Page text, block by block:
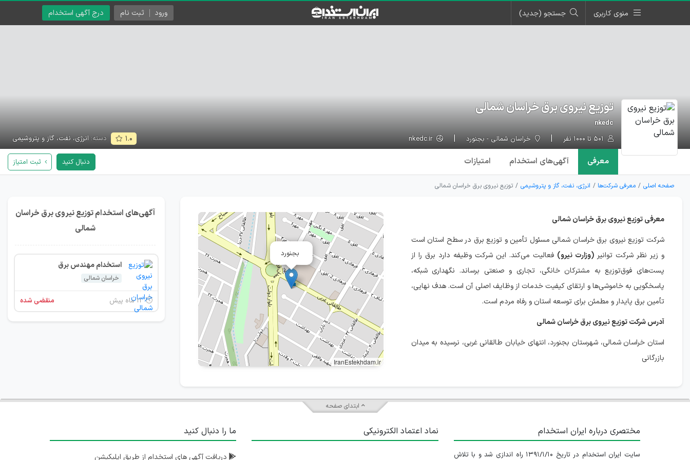
منوی کاربری جستجو (جدید) درج آگهی استخدام ورود ثبت نام
توزیع نیروی برق خراسان شمالی
nkedc
خراسان شمالی - بجنورد nkedc.ir ۱.۰ دسته: انرژی، نفت، گاز و پتروشیمی
معرفی آگهی‌های استخدام امتیازات دنبال کنید ثبت امتیاز
صفحه اصلی معرفی شرکت‌ها انرژی، نفت، گاز و پتروشیمی توزیع نیروی برق خراسان شمالی
معرفی توزیع نیروی برق خراسان شمالی
شرکت توزیع نیروی برق خراسان شمالی مسئول تأمین و توزیع برق در سطح استان است
و زیر نظر شرکت توانیر(وزارت نیرو) فعالیت می‌کند. این شرکت وظیفه دارد برق را از
پست‌های فوق‌توزیع به مشترکان خانگی، تجاری و صنعتی برساند. نگهداری شبکه،
پاسخگویی به خاموشی‌ها و ارتقای کیفیت خدمات از وظایف اصلی آن است. هدف نهایی،
تأمین برق پایدار و مطمئن برای توسعه استان و رفاه مردم است.
آدرس شرکت توزیع نیروی برق خراسان شمالی
استان خراسان شمالی، شهرستان بجنورد، انتهای خیابان طالقانی غربی، نرسیده به میدان
بازرگانی
بجنورد
IranEstekhdam.ir
آگهی‌های استخدام توزیع نیروی برق خراسان
شمالی
استخدام مهندس برق
خراسان شمالی
۱۱ ماه پیش منقضی شده
ابتدای صفحه
مختصری درباره ایران استخدام
سایت ایران استخدام در تاریخ ۱۳۹۱/۱/۱۰ راه اندازی شد و با تلاش
نماد اعتماد الکترونیکی ما را دنبال کنید
دریافت آگهی های استخدام از طریق اپلیکیشن